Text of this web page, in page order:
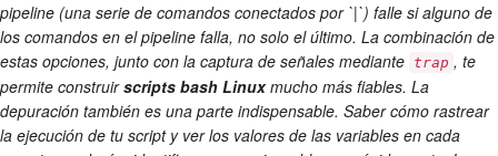
pipeline (una serie de comandos conectados por `|`) falle si alguno de
los comandos en el pipeline falla, no solo el último. La combinación de
estas opciones, junto con la captura de señales mediante trap , te
permite construirscripts bash Linuxmucho más fiables. La
depuración también es una parte indispensable. Saber cómo rastrear
la ejecución de tu script y ver los valores de las variables en cada